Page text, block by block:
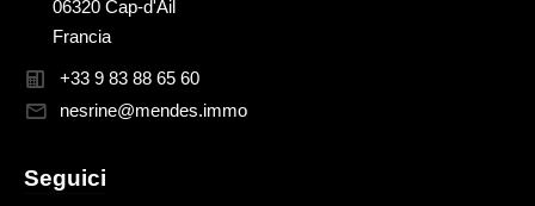
06320 Cap-d'Ail
Francia
+33 9 83 88 65 60
nesrine@mendes.immo
Seguici